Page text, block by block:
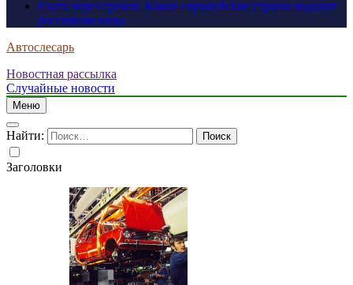
Ехать через греков: Какие европейские страны выдают
россиянам визы
Автослесарь
Новостная рассылка
Случайные новости
Меню
Найти:
Заголовки